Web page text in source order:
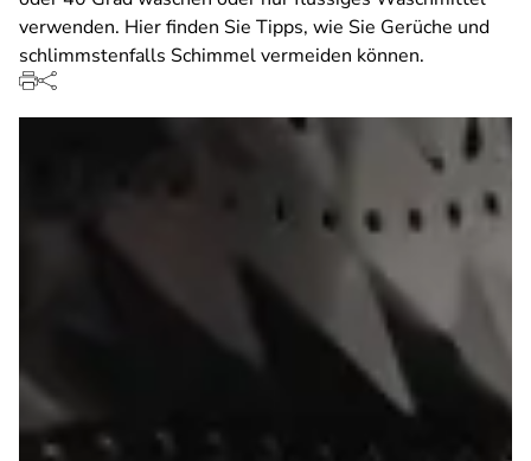
verwenden. Hier finden Sie Tipps, wie Sie Gerüche und
schlimmstenfalls Schimmel vermeiden können.